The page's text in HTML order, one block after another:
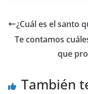
​¿Cuál es el santo
​Te contamos
que
También